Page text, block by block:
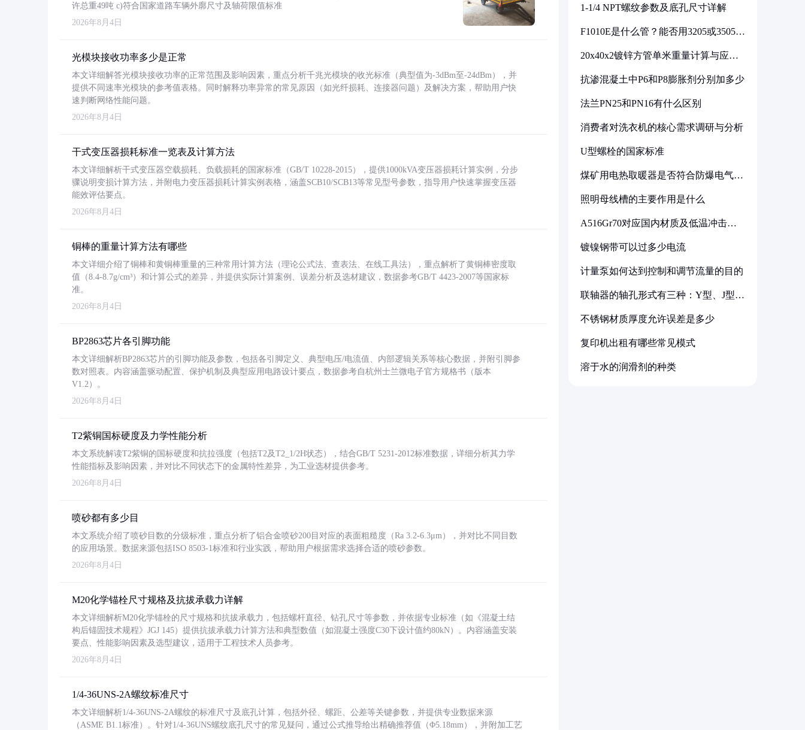
许总重49吨 c)符合国家道路车辆外廓尺寸及轴荷限值标准
2026年8月4日
光模块接收功率多少是正常
本文详细解答光模块接收功率的正常范围及影响因素，重点分析千兆光模块的收光标准（典型值为-3dBm至-24dBm），并
提供不同速率光模块的参考值表格。同时解释功率异常的常见原因（如光纤损耗、连接器问题）及解决方案，帮助用户快
速判断网络性能问题。
2026年8月4日
干式变压器损耗标准一览表及计算方法
本文详细解析干式变压器空载损耗、负载损耗的国家标准（GB/T 10228-2015），提供1000kVA变压器损耗计算实例，分步
骤说明变损计算方法，并附电力变压器损耗计算实例表格，涵盖SCB10/SCB13等常见型号参数，指导用户快速掌握变压器
能效评估要点。
2026年8月4日
铜棒的重量计算方法有哪些
本文详细介绍了铜棒和黄铜棒重量的三种常用计算方法（理论公式法、查表法、在线工具法），重点解析了黄铜棒密度取
值（8.4-8.7g/cm³）和计算公式的差异，并提供实际计算案例、误差分析及选材建议，数据参考GB/T 4423-2007等国家标
准。
2026年8月4日
BP2863芯片各引脚功能
本文详细解析BP2863芯片的引脚功能及参数，包括各引脚定义、典型电压/电流值、内部逻辑关系等核心数据，并附引脚参
数对照表。内容涵盖驱动配置、保护机制及典型应用电路设计要点，数据参考自杭州士兰微电子官方规格书（版本
V1.2）。
2026年8月4日
T2紫铜国标硬度及力学性能分析
本文系统解读T2紫铜的国标硬度和抗拉强度（包括T2及T2_1/2H状态），结合GB/T 5231-2012标准数据，详细分析其力学
性能指标及影响因素，并对比不同状态下的金属特性差异，为工业选材提供参考。
2026年8月4日
喷砂都有多少目
本文系统介绍了喷砂目数的分级标准，重点分析了铝合金喷砂200目对应的表面粗糙度（Ra 3.2-6.3μm），并对比不同目数
的应用场景。数据来源包括ISO 8503-1标准和行业实践，帮助用户根据需求选择合适的喷砂参数。
2026年8月4日
M20化学锚栓尺寸规格及抗拔承载力详解
本文详细解析M20化学锚栓的尺寸规格和抗拔承载力，包括螺杆直径、钻孔尺寸等参数，并依据专业标准（如《混凝土结
构后锚固技术规程》JGJ 145）提供抗拔承载力计算方法和典型数值（如混凝土强度C30下设计值约80kN）。内容涵盖安装
要点、性能影响因素及选型建议，适用于工程技术人员参考。
2026年8月4日
1/4-36UNS-2A螺纹标准尺寸
本文详细解析1/4-36UNS-2A螺纹的标准尺寸及底孔计算，包括外径、螺距、公差等关键参数，并提供专业数据来源
（ASME B1.1标准）。针对1/4-36UNS螺纹底孔尺寸的常见疑问，通过公式推导给出精确推荐值（Φ5.18mm），并附加工艺
1-1/4 NPT螺纹参数及底孔尺寸详解
F1010E是什么管？能否用3205或3505代
20x40x2镀锌方管单米重量计算与应用
抗渗混凝土中P6和P8膨胀剂分别加多少
法兰PN25和PN16有什么区别
消费者对洗衣机的核心需求调研与分析
U型螺栓的国家标准
煤矿用电热取暖器是否符合防爆电气设
照明母线槽的主要作用是什么
A516Gr70对应国内材质及低温冲击要
镀镍钢带可以过多少电流
计量泵如何达到控制和调节流量的目的
联轴器的轴孔形式有三种：Y型、J型、
不锈钢材质厚度允许误差是多少
复印机出租有哪些常见模式
溶于水的润滑剂的种类